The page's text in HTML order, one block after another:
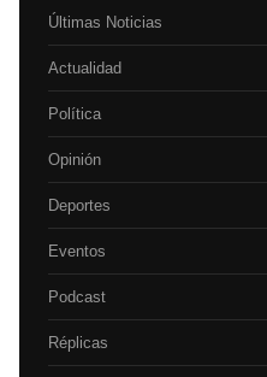
Últimas Noticias
Actualidad
Política
Opinión
Deportes
Eventos
Podcast
Réplicas